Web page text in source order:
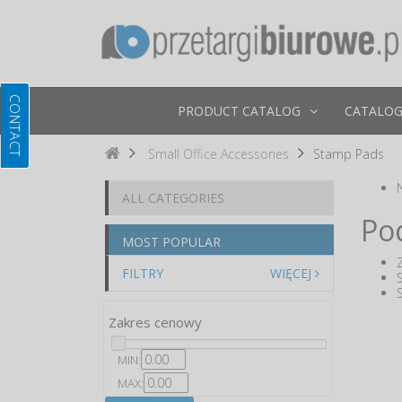
PRODUCT CATALOG
Small Office Accessories Stamp Pads
ALL CATEGORIES
MOST POPULAR
FILTRY
WIĘCEJ
Zakres cenowy
MIN:
MAX: